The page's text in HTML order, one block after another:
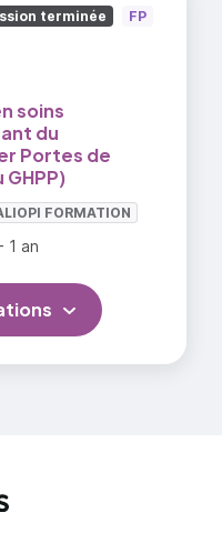
soins
du
Portes de
GHPP)
FORMATION
Durée totale :
- 1 an
terminée FP